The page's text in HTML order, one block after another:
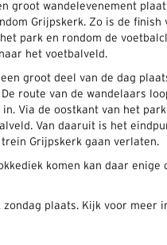
groot wandelevenement
Grijpskerk. Zo is de finish
park en rondom de
het voetbalveld.
groot deel van de dag
route van de wandelaars
Via de oostkant van het
Van daaruit is het
Grijpskerk gaan verlaten.
komen kan daar
zondag plaats. Kijk voor meer